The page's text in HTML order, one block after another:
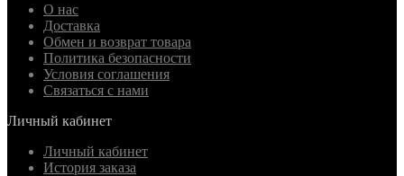
О нас
Доставка
Обмен и возврат товара
Политика безопасности
Условия соглашения
Связаться с нами
Личный кабинет
Личный кабинет
История заказа